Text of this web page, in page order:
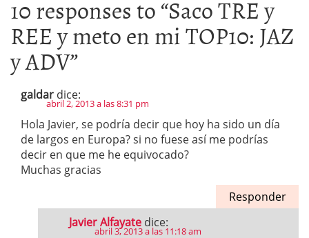
10 responses to “Saco TRE y
REE y meto en mi TOP10: JAZ
y ADV”
galdar dice:
abril 2, 2013 a las 8:31 pm
Hola Javier, se podría decir que hoy ha sido un día
de largos en Europa? si no fuese así me podrías
decir en que me he equivocado?
Muchas gracias
Responder
Javier Alfayate dice:
abril 3, 2013 a las 11:18 am